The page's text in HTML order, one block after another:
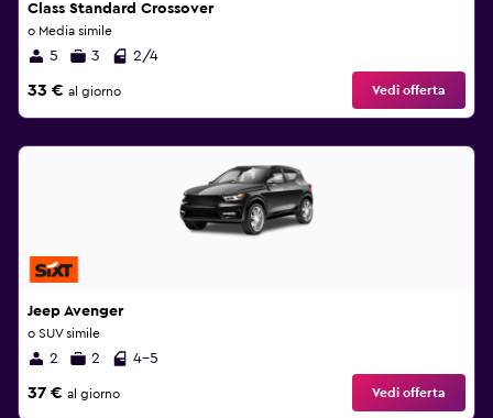
Class Standard Crossover
o Media simile
5 3 2/4
33 € al giorno Vedi offerta
Jeep Avenger
o SUV simile
2 2 4-5
37 € al giorno Vedi offerta